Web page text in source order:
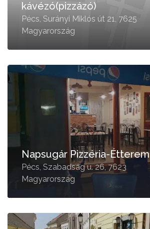
kávézó(pizzázó)
Pécs, Surányi Miklós út 21, 7625
Magyarország
Napsugár Pizzéria-Étterem
Pécs, Szabadság u. 26, 7623
Magyarország